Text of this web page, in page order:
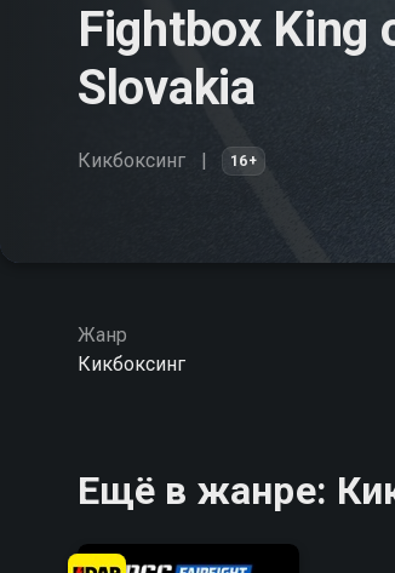
Fightbox King
Slovakia
Кикбоксинг 16+
Жанр
Кикбоксинг
Ещё в жанре: